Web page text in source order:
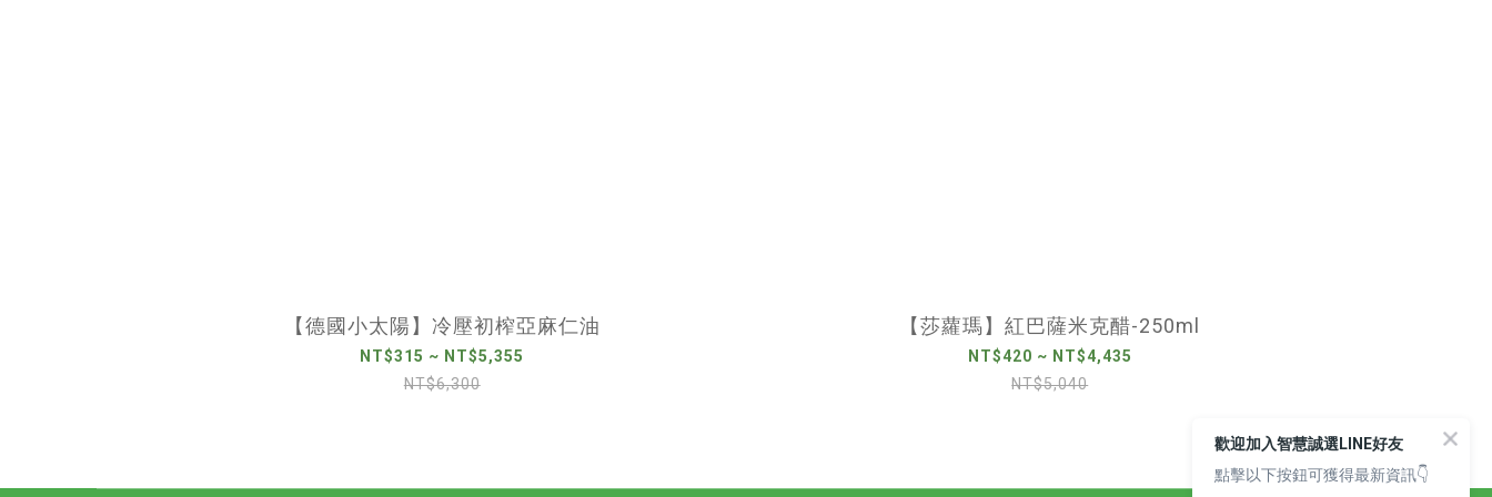
【德國小太陽】冷壓初榨亞麻仁油
NT$315 ~ NT$5,355
NT$6,300
【莎蘿瑪】紅巴薩米克醋-250ml
NT$420 ~ NT$4,435
NT$5,040
歡迎加入智慧誠選LINE好友
點擊以下按鈕可獲得最新資訊👇